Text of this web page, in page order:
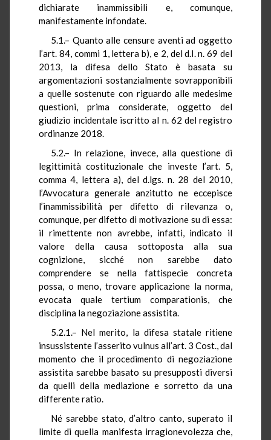
dichiarate inammissibili e, comunque,
manifestamente infondate.
5.1.– Quanto alle censure aventi ad oggetto
l’art. 84, commi 1, lettera b), e 2, del d.l. n. 69 del
2013, la difesa dello Stato è basata su
argomentazioni sostanzialmente sovrapponibili
a quelle sostenute con riguardo alle medesime
questioni, prima considerate, oggetto del
giudizio incidentale iscritto al n. 62 del registro
ordinanze 2018.
5.2.– In relazione, invece, alla questione di
legittimità costituzionale che investe l’art. 5,
comma 4, lettera a), del d.lgs. n. 28 del 2010,
l’Avvocatura generale anzitutto ne eccepisce
l’inammissibilità per difetto di rilevanza o,
comunque, per difetto di motivazione su di essa:
il rimettente non avrebbe, infatti, indicato il
valore della causa sottoposta alla sua
cognizione, sicché non sarebbe dato
comprendere se nella fattispecie concreta
possa, o meno, trovare applicazione la norma,
evocata quale tertium comparationis, che
disciplina la negoziazione assistita.
5.2.1.– Nel merito, la difesa statale ritiene
insussistente l’asserito vulnus all’art. 3 Cost., dal
momento che il procedimento di negoziazione
assistita sarebbe basato su presupposti diversi
da quelli della mediazione e sorretto da una
differente ratio.
Né sarebbe stato, d’altro canto, superato il
limite di quella manifesta irragionevolezza che,